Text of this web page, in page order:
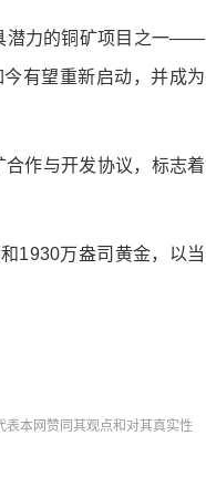
潜力的铜矿项目之一——
有望重新启动，并成为
作与开发协议，标志着
1930万盎司黄金，以当
本网赞同其观点和对其真实性